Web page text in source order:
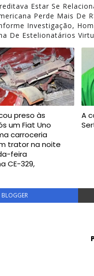
Estar Se
Perde Mais De
Investigação,
De Estelionatários
preso às
um Fiat Uno
carroceria
trator na noite
feira
CE-329,
A
BLOGGER